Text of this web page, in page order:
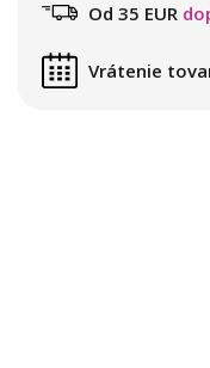
Od 35 EUR
Vrátenie